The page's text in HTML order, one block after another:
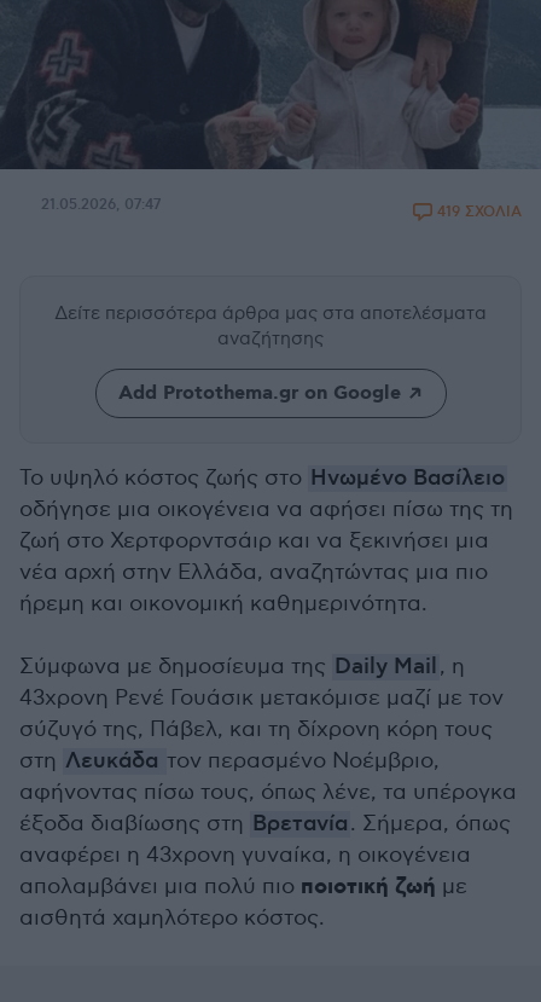
21.05.2026, 07:47 419 ΣΧΟΛΙΑ
Δείτε περισσότερα άρθρα μας στα αποτελέσματα
αναζήτησης
Add Protothema.gr on Google
Το υψηλό κόστος ζωής στο Ηνωμένο Βασίλειο
οδήγησε μια οικογένεια να αφήσει πίσω της τη
ζωή στο Χερτφορντσάιρ και να ξεκινήσει μια
νέα αρχή στην Ελλάδα, αναζητώντας μια πιο
ήρεμη και οικονομική καθημερινότητα.
Σύμφωνα με δημοσίευμα της Daily Mail, η
43χρονη Ρενέ Γουάσικ μετακόμισε μαζί με τον
σύζυγό της, Πάβελ, και τη δίχρονη κόρη τους
στη Λευκάδα τον περασμένο Νοέμβριο,
αφήνοντας πίσω τους, όπως λένε, τα υπέρογκα
έξοδα διαβίωσης στη Βρετανία. Σήμερα, όπως
αναφέρει η 43χρονη γυναίκα, η οικογένεια
απολαμβάνει μια πολύ πιο ποιοτική ζωή με
αισθητά χαμηλότερο κόστος.